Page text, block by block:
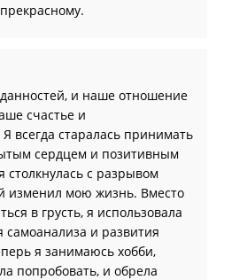
и наше отношение
счастье и
всегда старалась принимать
сердцем и позитивным
столкнулась с разрывом
изменил мою жизнь. Вместо
в грусть, я использовала
самоанализа и развития
я занимаюсь хобби,
попробовать, и обрела